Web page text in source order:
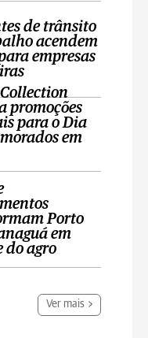
de trânsito
acendem
empresas
promoções
para o Dia
em
Porto
em
do agro
Ver mais